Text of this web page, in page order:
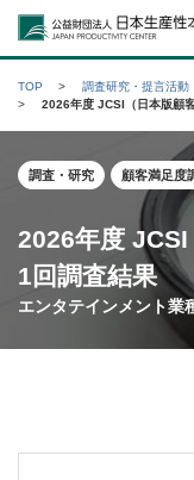
TOP
調査研究・提言活動
2026年度 JCSI（日本版顧
調査・研究 顧客満足度
2026年度
1回調査結果
エンタテインメント業